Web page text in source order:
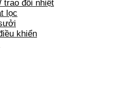
trao đổi nhiệt
lọc
khiển